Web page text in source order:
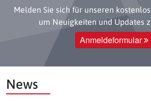
Melden Sie sich für unseren
um Neuigkeiten und Updates
Anmeldeformular
News